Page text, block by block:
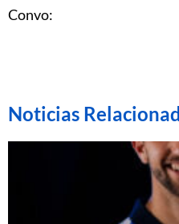
Convo:
Noticias